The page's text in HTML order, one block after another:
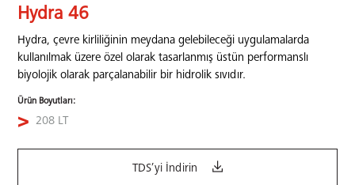
Hydra 46
Hydra, çevre kirliliğinin meydana gelebileceği uygulamalarda
kullanılmak üzere özel olarak tasarlanmış üstün performanslı
biyolojik olarak parçalanabilir bir hidrolik sıvıdır.
Ürün Boyutları:
208 LT
TDS’yi İndirin